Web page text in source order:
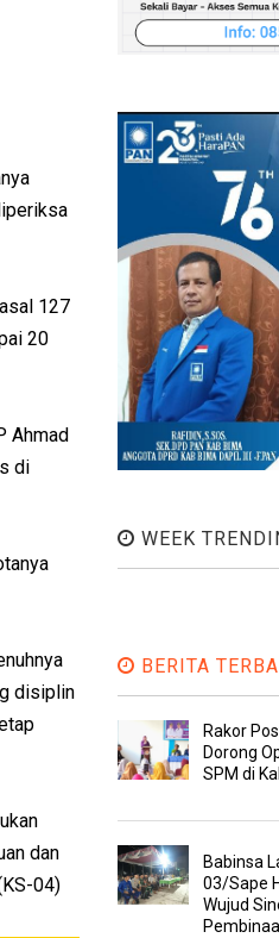
127
20
Ahmad
di
disiplin
dan
04)
WEEK
BERITA
Rakor
Dorong
SPM di
Babinsa
03/Sape
Wujud